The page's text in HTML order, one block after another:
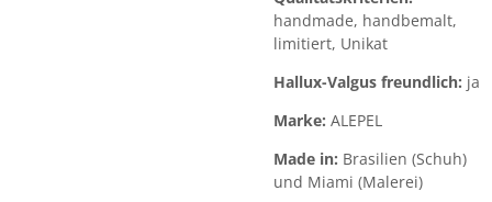
handmade, handbemalt,
limitiert, Unikat
Hallux-Valgus freundlich: ja
Marke: ALEPEL
Made in: Brasilien (Schuh)
und Miami (Malerei)